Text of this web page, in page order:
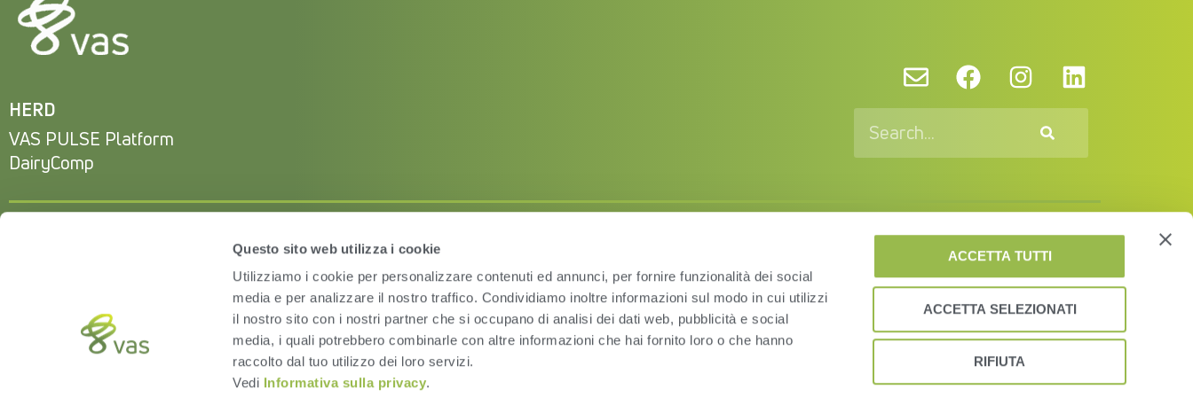
Questo sito web utilizza i cookie
Utilizziamo i cookie per personalizzare contenuti ed annunci, per fornire funzionalità dei social
media e per analizzare il nostro traffico. Condividiamo inoltre informazioni sul modo in cui utilizzi
il nostro sito con i nostri partner che si occupano di analisi dei dati web, pubblicità e social
media, i quali potrebbero combinarle con altre informazioni che hai fornito loro o che hanno
raccolto dal tuo utilizzo dei loro servizi.
Vedi Informativa sulla privacy.
ACCETTA TUTTI
ACCETTA SELEZIONATI
RIFIUTA
HERD
VAS PULSE Platform
DairyComp
Privacy Policy and Cookies EUSA EULA
© VAS 2023. A company of URUS.